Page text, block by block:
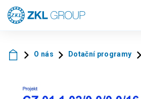
O nás Dotační programy